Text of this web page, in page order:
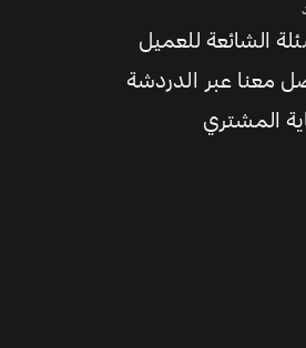
الشائعة للعميل
معنا عبر الدردشة
المشتري